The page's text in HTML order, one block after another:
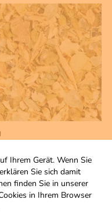
Ihrem Gerät. Wenn Sie
Sie sich damit
finden Sie in unserer
in Ihrem Browser
€
zzgl. Versand